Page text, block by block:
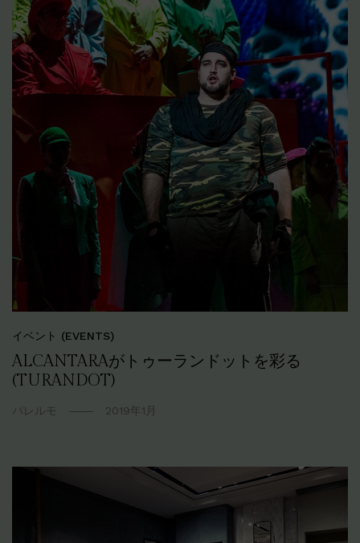
イベント (EVENTS)
ALCANTARAがトゥーランドットを彩る
(TURANDOT)
パレルモ 2019年1月